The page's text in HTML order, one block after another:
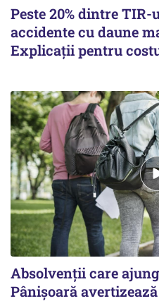
Peste 20% dintre TIR-
accidente cu daune
Explicaţii pentru
Absolvenții care
Pânișoară